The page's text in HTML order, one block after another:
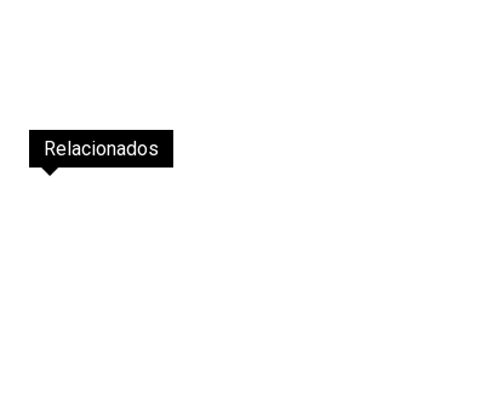
Relacionados